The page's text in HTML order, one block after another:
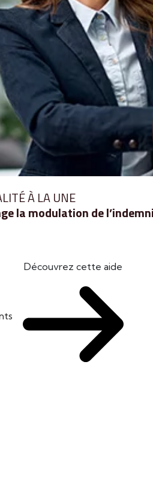
À LA UNE
la modulation de
Découvrez cette aide